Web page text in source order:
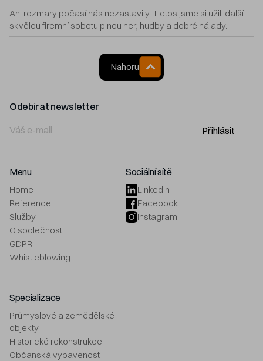
Ani rozmary počasí nás nezastavily! I letos jsme si užili další
skvělou firemní sobotu plnou her, hudby a dobré nálady.
Nahoru
Menu
Home
Reference
Služby
O společnosti
GDPR
Whistleblowing
Sociální sítě
LinkedIn
Facebook
Instagram
Specializace
Průmyslové a zemědělské
objekty
Historické rekonstrukce
Občanská vybavenost
Odebírat newsletter
Přihlásit